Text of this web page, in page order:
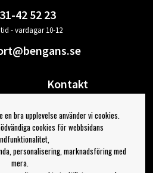
42 52 23
- vardagar 10-12
Kontakt
Din sida
Logga ut
tips från Bengans
bra upplevelse använder vi cookies.
cookies för webbsidans
personalisering, marknadsföring med
mera.